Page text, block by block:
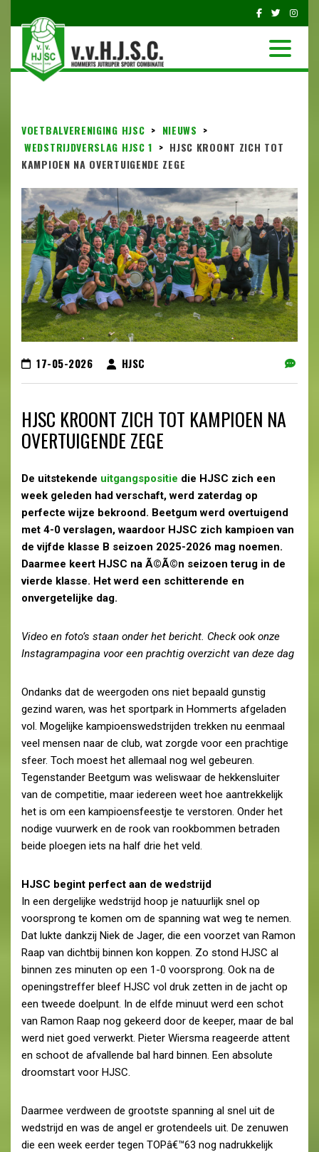
VOETBALVERENIGING HJSC > NIEUWS >
WEDSTRIJDVERSLAG HJSC 1 > HJSC KROONT ZICH TOT
KAMPIOEN NA OVERTUIGENDE ZEGE
17-05-2026 HJSC
HJSC KROONT ZICH TOT KAMPIOEN NA
OVERTUIGENDE ZEGE
De uitstekende uitgangspositie die HJSC zich een
week geleden had verschaft, werd zaterdag op
perfecte wijze bekroond. Beetgum werd overtuigend
met 4-0 verslagen, waardoor HJSC zich kampioen van
de vijfde klasse B seizoen 2025-2026 mag noemen.
Daarmee keert HJSC na Ã©Ã©n seizoen terug in de
vierde klasse. Het werd een schitterende en
onvergetelijke dag.
Video en foto’s staan onder het bericht. Check ook onze
Instagrampagina voor een prachtig overzicht van deze dag
Ondanks dat de weergoden ons niet bepaald gunstig
gezind waren, was het sportpark in Hommerts afgeladen
vol. Mogelijke kampioenswedstrijden trekken nu eenmaal
veel mensen naar de club, wat zorgde voor een prachtige
sfeer. Toch moest het allemaal nog wel gebeuren.
Tegenstander Beetgum was weliswaar de hekkensluiter
van de competitie, maar iedereen weet hoe aantrekkelijk
het is om een kampioensfeestje te verstoren. Onder het
nodige vuurwerk en de rook van rookbommen betraden
beide ploegen iets na half drie het veld.
HJSC begint perfect aan de wedstrijd
In een dergelijke wedstrijd hoop je natuurlijk snel op
voorsprong te komen om de spanning wat weg te nemen.
Dat lukte dankzij Niek de Jager, die een voorzet van Ramon
Raap van dichtbij binnen kon koppen. Zo stond HJSC al
binnen zes minuten op een 1-0 voorsprong. Ook na de
openingstreffer bleef HJSC vol druk zetten in de jacht op
een tweede doelpunt. In de elfde minuut werd een schot
van Ramon Raap nog gekeerd door de keeper, maar de bal
werd niet goed verwerkt. Pieter Wiersma reageerde attent
en schoot de afvallende bal hard binnen. Een absolute
droomstart voor HJSC.
Daarmee verdween de grootste spanning al snel uit de
wedstrijd en was de angel er grotendeels uit. De zenuwen
die een week eerder tegen TOPâ€™63 nog nadrukkelijk